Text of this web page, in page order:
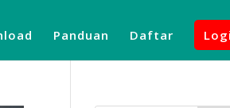
Panduan Daftar